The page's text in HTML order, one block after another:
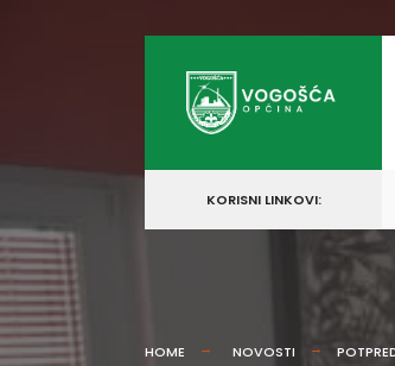
content
KORISNI LINKOVI:
HOME NOVOSTI